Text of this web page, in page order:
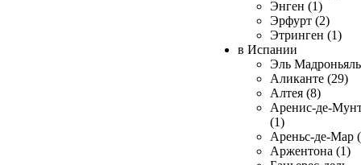
Энген (1)
Эрфурт (2)
Этринген (1)
в Испании
Эль
Аликанте (29)
Алтея (8)
Аренис-де-
(1)
Ареньс-де-Мар
Аржентона (1)